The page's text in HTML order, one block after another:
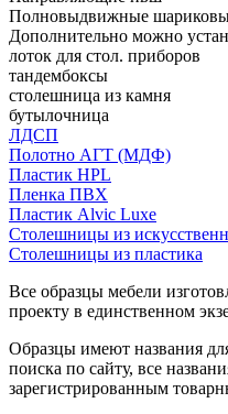
Полновыдвижные
Дополнительно можно
лоток для стол. приборов
тандембоксы
столешница из камня
бутылочница
ЛДСП
Полотно АГТ (МДФ)
Пластик HPL
Пленка ПВХ
Пластик Alvic Luxe
Столешницы из
Столешницы из пластика
Все образцы мебели
проекту в единственном
Образцы имеют названия
поиска по сайту, все
зарегистрированным